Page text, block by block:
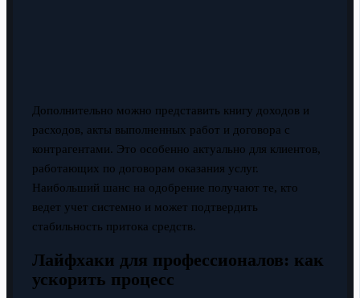
Дополнительно можно представить книгу доходов и
расходов, акты выполненных работ и договора с
контрагентами. Это особенно актуально для клиентов,
работающих по договорам оказания услуг.
Наибольший шанс на одобрение получают те, кто
ведет учет системно и может подтвердить
стабильность притока средств.
Лайфхаки для профессионалов: как
ускорить процесс